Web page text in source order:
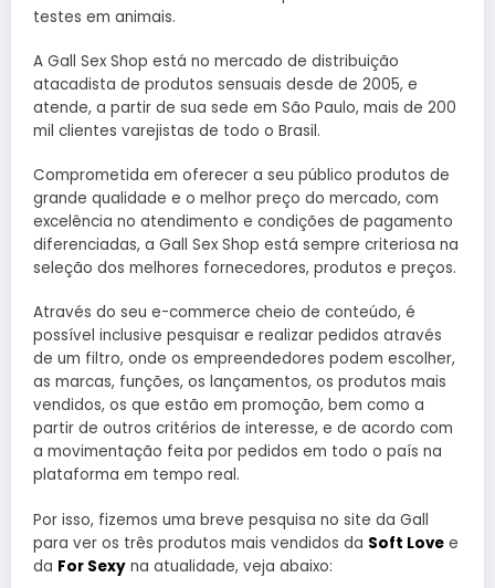
testes em animais.
A Gall Sex Shop está no mercado de distribuição
atacadista de produtos sensuais desde de 2005, e
atende, a partir de sua sede em São Paulo, mais de 200
mil clientes varejistas de todo o Brasil.
Comprometida em oferecer a seu público produtos de
grande qualidade e o melhor preço do mercado, com
excelência no atendimento e condições de pagamento
diferenciadas, a Gall Sex Shop está sempre criteriosa na
seleção dos melhores fornecedores, produtos e preços.
Através do seu e-commerce cheio de conteúdo, é
possível inclusive pesquisar e realizar pedidos através
de um filtro, onde os empreendedores podem escolher,
as marcas, funções, os lançamentos, os produtos mais
vendidos, os que estão em promoção, bem como a
partir de outros critérios de interesse, e de acordo com
a movimentação feita por pedidos em todo o país na
plataforma em tempo real.
Por isso, fizemos uma breve pesquisa no site da Gall
para ver os três produtos mais vendidos da Soft Love e
da For Sexy na atualidade, veja abaixo: